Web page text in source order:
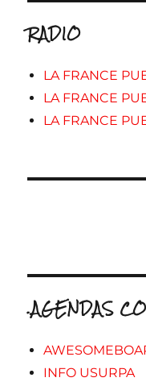
RADIO
LA FRANCE
LA FRANCE
LA FRANCE
.AGENDAS
INFO USURPA